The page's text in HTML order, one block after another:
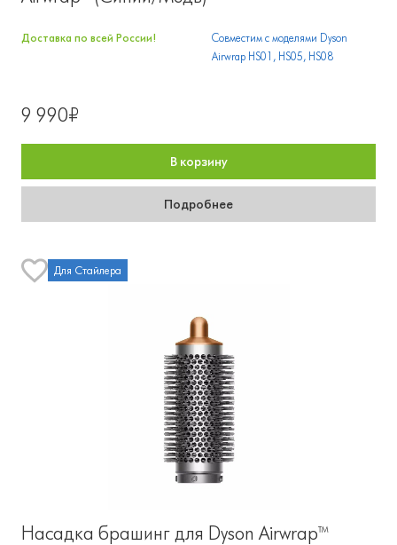
Доставка по всей России!
Совместим с моделями Dyson
Airwrap HS01, HS05, HS08
9 990₽
В корзину
Подробнее
Для Стайлера
Насадка брашинг для Dyson Airwrap™